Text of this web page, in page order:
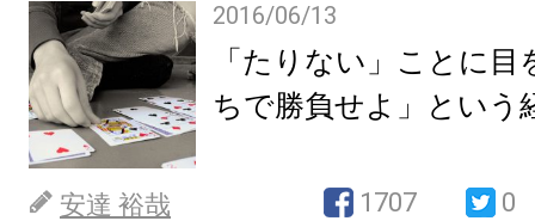
2016/06/13
「たりない」ことに
ちで勝負せよ」という
安達 裕哉 1707 0